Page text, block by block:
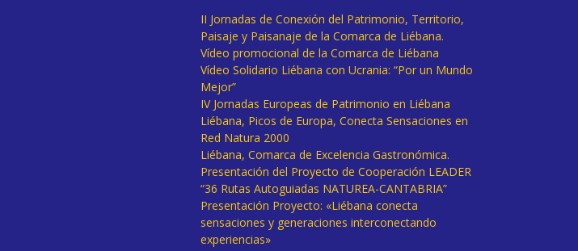
II Jornadas de Conexión del Patrimonio, Territorio,
Paisaje y Paisanaje de la Comarca de Liébana.
Vídeo promocional de la Comarca de Liébana
Vídeo Solidario Liébana con Ucrania: “Por un Mundo
Mejor”
IV Jornadas Europeas de Patrimonio en Liébana
Liébana, Picos de Europa, Conecta Sensaciones en
Red Natura 2000
Liébana, Comarca de Excelencia Gastronómica.
Presentación del Proyecto de Cooperación LEADER
“36 Rutas Autoguiadas NATUREA-CANTABRIA”
Presentación Proyecto: «Liébana conecta
sensaciones y generaciones interconectando
experiencias»